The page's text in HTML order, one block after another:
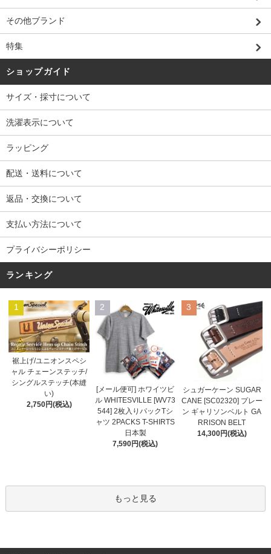
その他ブランド
特集
ショップガイド
サイズ・採寸について
洗濯表示について
ラッピング
配送・送料について
返品・交換について
支払い方法について
プライバシーポリシー
ランキング
1
裾上げ/ユニオンスペシ
ャル チェーンステッチ/
シングルステッチ(本縫
い)
2,750円(税込)
2
[メール便可] ホワイツビ
ル WHITESVILLE [WV73
544] 2枚入りパックTシ
ャツ 2PACKS T-SHIRTS
日本製
7,590円(税込)
3
シュガーケーン SUGAR
CANE [SC02320] プレー
ン ギャリソンベルト GA
RRISON BELT
14,300円(税込)
もっと見る